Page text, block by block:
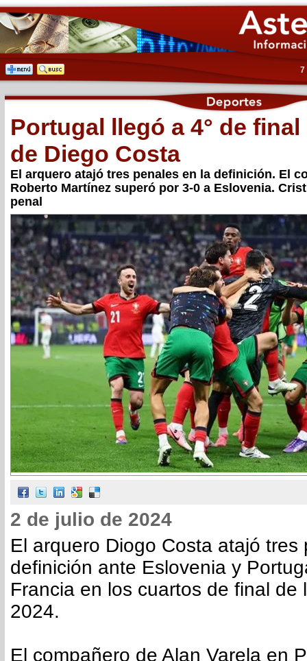
7
Portugal llegó a 4° de
de Diego Costa
El arquero atajó tres penales en la definición. El
Roberto Martínez superó por 3-0 a Eslovenia.
penal
2 de julio de 2024
El arquero Diogo Costa atajó tres
definición ante Eslovenia y
Francia en los cuartos de final de
2024.
El compañero de Alan Varela en